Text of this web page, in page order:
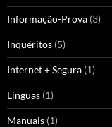
Informação-Prova (3)
Inquéritos (5)
Internet + Segura (1)
Línguas (1)
Manuais (1)